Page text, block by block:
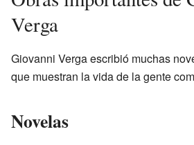
Verga
Giovanni Verga escribió muchas
que muestran la vida de la gente
Novelas